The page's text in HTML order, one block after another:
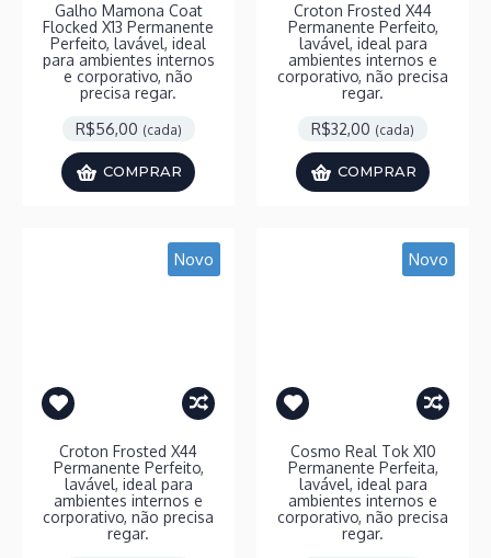
Galho Mamona Coat
Flocked X13 Permanente
Perfeito, lavável, ideal
para ambientes internos
e corporativo, não
precisa regar.
R$56,00 (cada)
COMPRAR
Croton Frosted X44
Permanente Perfeito,
lavável, ideal para
ambientes internos e
corporativo, não precisa
regar.
R$32,00 (cada)
COMPRAR
Novo
Croton Frosted X44
Permanente Perfeito,
lavável, ideal para
ambientes internos e
corporativo, não precisa
regar.
Novo
Cosmo Real Tok X10
Permanente Perfeita,
lavável, ideal para
ambientes internos e
corporativo, não precisa
regar.